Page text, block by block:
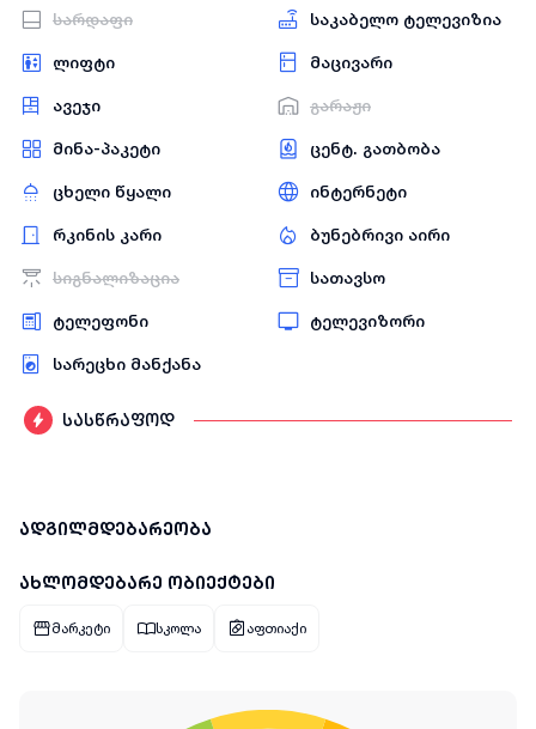
სარდაფი საკაბელო ტელევიზია
ლიფტი მაცივარი
ავეჯი გარაჟი
მინა-პაკეტი ცენტ. გათბობა
ცხელი წყალი ინტერნეტი
რკინის კარი ბუნებრივი აირი
სიგნალიზაცია სათავსო
ტელეფონი ტელევიზორი
სარეცხი მანქანა
სასწრაფოდ
ადგილმდებარეობა
ახლომდებარე ობიექტები
მარკეტი სკოლა აფთიაქი